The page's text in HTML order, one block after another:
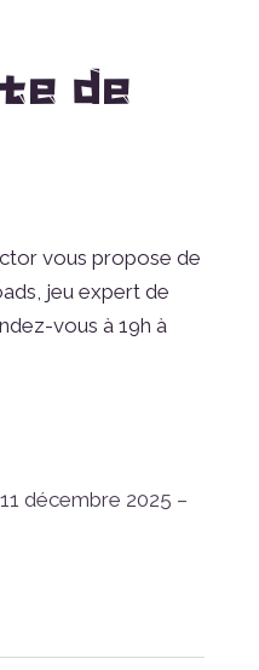
de
vous propose de
jeu expert de
vous à 19h à
11 décembre 2025 –